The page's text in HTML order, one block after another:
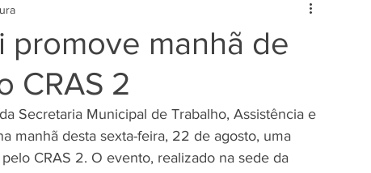
Ouvidoria
promove manhã de
CRAS 2
Secretaria Municipal de Trabalho, Assistência e
manhã desta sexta-feira, 22 de agosto, uma
CRAS 2. O evento, realizado na sede da